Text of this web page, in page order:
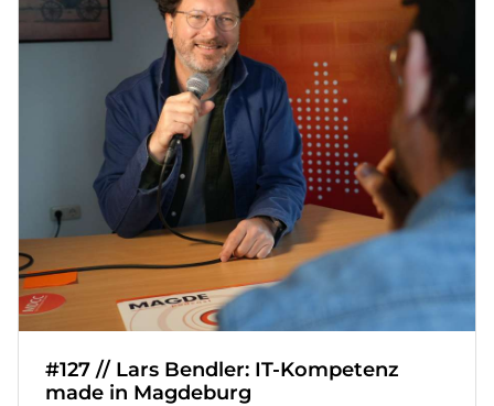
#127 // Lars Bendler: IT-Kompetenz
made in Magdeburg